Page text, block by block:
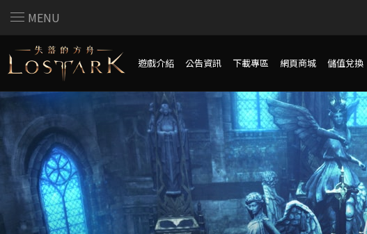
MENU
遊戲介紹 公告資訊 下載專區 網頁商城 儲值兌換